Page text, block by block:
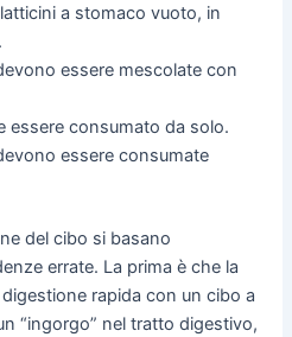
a stomaco vuoto, in
essere mescolate con
essere consumato da solo.
essere consumate
del cibo si basano
errate. La prima è che la
rapida con un cibo a
“ingorgo” nel tratto digestivo,